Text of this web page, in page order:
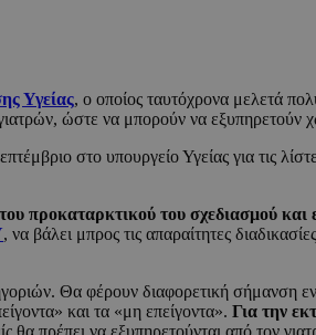
Υγείας, ο οποίος ταυτόχρονα μελετά
ώστε να μπορούν να εξυπηρετούν
στο υπουργείο Υγείας για τις
προκαταρκτικού του σχεδιασμού και
, να βάλει μπρος τις απαραίτητες
Θα φέρουν διαφορετική σήμανση
και τα «μη επείγοντα». Για την